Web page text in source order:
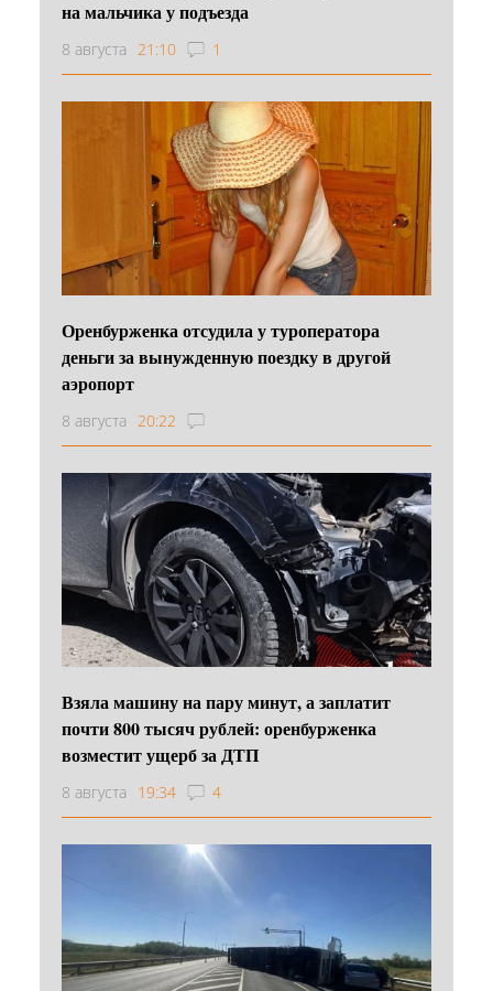
на мальчика у подъезда
8 августа 21:10 1
Оренбурженка отсудила у туроператора
деньги за вынужденную поездку в другой
аэропорт
8 августа 20:22
Взяла машину на пару минут, а заплатит
почти 800 тысяч рублей: оренбурженка
возместит ущерб за ДТП
8 августа 19:34 4